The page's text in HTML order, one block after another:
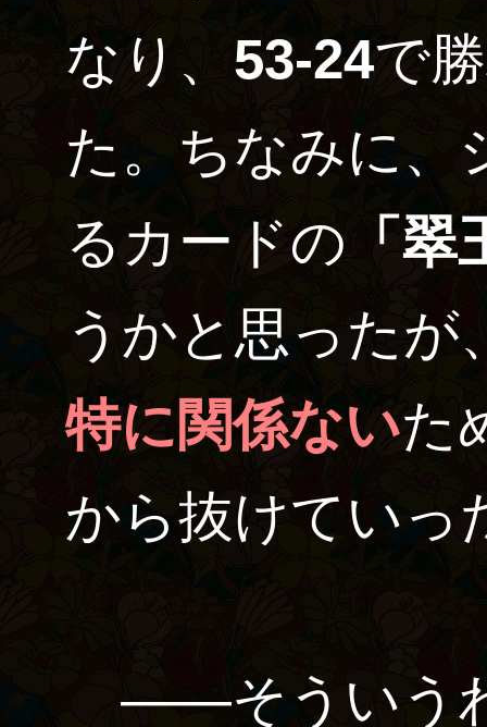
なり、 53-24で
た。ちなみに、
るカードの 「
うかと思ったが
特に関係ないた
から抜けていっ
――そういう